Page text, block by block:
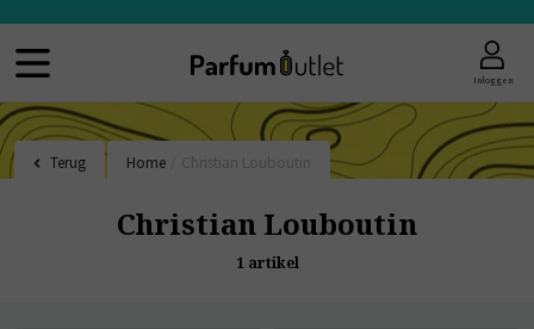
Inloggen
Terug Home
Christian Louboutin
1 artikel